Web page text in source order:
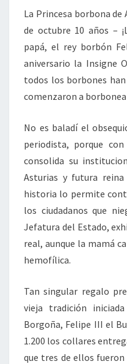
La Princesa borbona
de octubre 10 años –
papá, el rey borbón
aniversario la Insigne
todos los borbones
comenzaron a
No es baladí el
periodista, porque
consolida su
Asturias y futura
historia lo permite
los ciudadanos que
Jefatura del Estado,
real, aunque la mamá
hemofílica.
Tan singular regalo
vieja tradición
Borgoña, Felipe III el
1.200 los collares
que tres de ellos